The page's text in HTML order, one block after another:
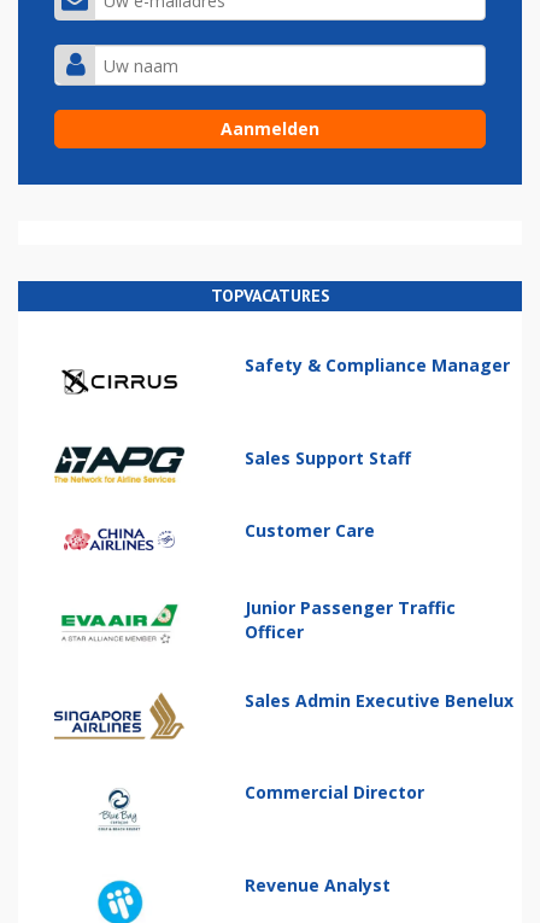
TOPVACATURES
Safety & Compliance Manager
Sales Support Staff
Customer Care
Junior Passenger Traffic
Officer
Sales Admin Executive Benelux
Commercial Director
Revenue Analyst